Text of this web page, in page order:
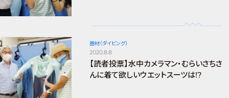
器材（ダイビング）
2020.8.8
【読者投票】水中カメラマン・むらいさちさ
んに着て欲しいウエットスーツは!?